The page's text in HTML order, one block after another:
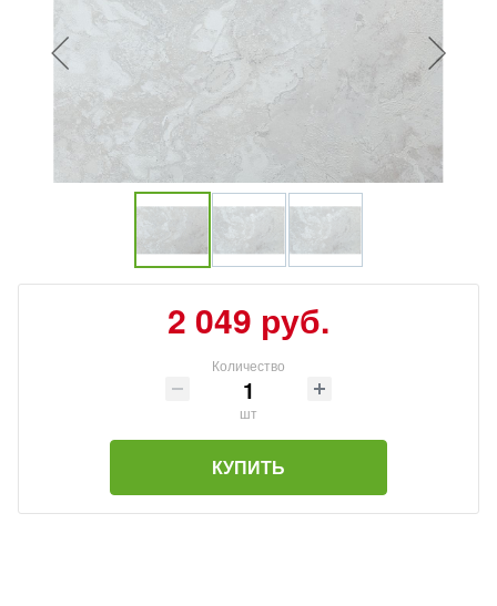
2 049 руб.
Количество
шт
КУПИТЬ